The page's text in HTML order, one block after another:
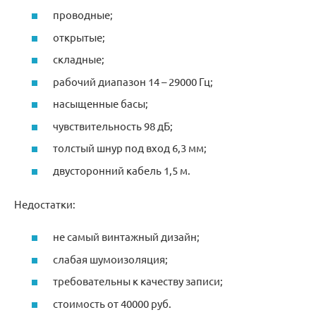
проводные;
открытые;
складные;
рабочий диапазон 14 – 29000 Гц;
насыщенные басы;
чувствительность 98 дБ;
толстый шнур под вход 6,3 мм;
двусторонний кабель 1,5 м.
Недостатки:
не самый винтажный дизайн;
слабая шумоизоляция;
требовательны к качеству записи;
стоимость от 40000 руб.